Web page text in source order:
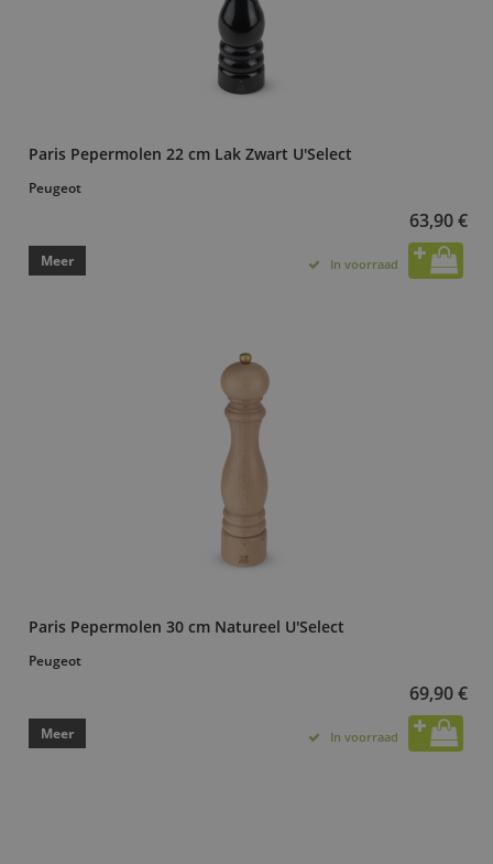
Paris Pepermolen 22 cm Lak Zwart U'Select
Peugeot
63,90 €
Meer In voorraad
Paris Pepermolen 30 cm Natureel U'Select
Peugeot
69,90 €
Meer In voorraad